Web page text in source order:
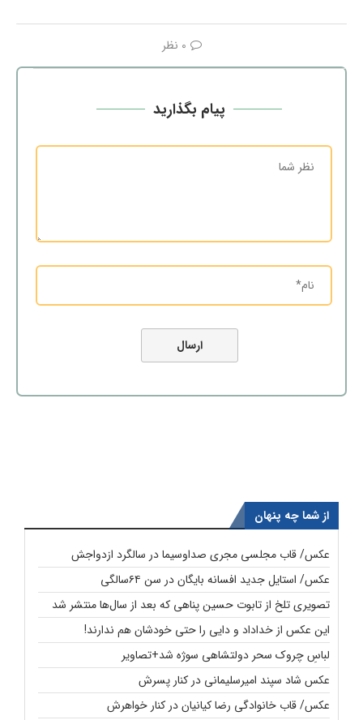
0 نظر
پیام بگذارید
از شما چه پنهان
عکس/ قاب مجلسی مجری صداوسیما در سالگرد ازدواجش
عکس/ استایل جدید افسانه بایگان در سن ۶۴سالگی
تصویری تلخ از تابوت حسین پناهی که بعد از سال‌ها منتشر شد
این عکس از خداداد و دایی را حتی خودشان هم ندارند!
لباسِ چروک سحر دولتشاهی سوژه شد+تصاویر
عکس شاد سپند امیرسلیمانی در کنار پسرش
عکس/ قاب خانوادگی رضا کیانیان در کنار خواهرش